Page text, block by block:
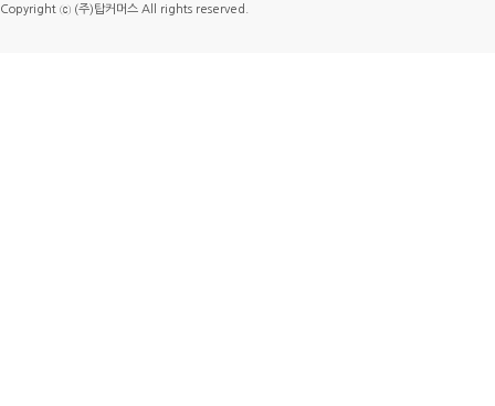
Copyright ⓒ (주)탑커머스 All rights reserved.